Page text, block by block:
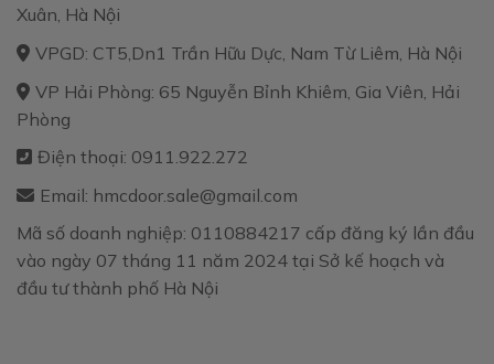
Xuân, Hà Nội
VPGD: CT5,Dn1 Trần Hữu Dực, Nam Từ Liêm, Hà Nội
VP Hải Phòng: 65 Nguyễn Bỉnh Khiêm, Gia Viên, Hải
Phòng
Điện thoại: 0911.922.272
Email: hmcdoor.sale@gmail.com
Mã số doanh nghiệp: 0110884217 cấp đăng ký lần đầu
vào ngày 07 tháng 11 năm 2024 tại Sở kế hoạch và
đầu tư thành phố Hà Nội